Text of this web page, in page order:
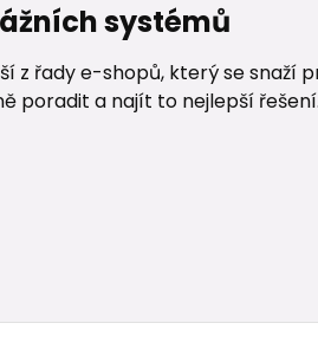
systémů
z řady e-shopů, který se snaží
poradit a najít to nejlepší řešení.